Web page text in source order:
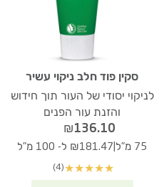
סקין פוד חלב ניקוי עשיר
לניקוי יסודי של העור תוך חידוש
והזנת עור הפנים
₪136.10
75 מ"ל ₪181.47 ל- 100 מ"ל
★
★
★
★
★
(4)